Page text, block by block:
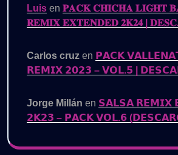
Luis en 𝐏𝐀𝐂𝐊 𝐂𝐇𝐈𝐂𝐇𝐀 𝐋𝐈𝐆𝐇𝐓
𝐑𝐄𝐌𝐈𝐗 𝐄𝐗𝐓𝐄𝐍𝐃𝐄𝐃 𝟐𝐊𝟐𝟒 |
Carlos cruz en 𝗣𝗔𝗖𝗞
𝗥𝗘𝗠𝗜𝗫 𝟮𝟬𝟮𝟯 – 𝗩𝗢𝗟.𝟱 |
Jorge Millán en 𝗦𝗔𝗟𝗦𝗔 𝗥𝗘𝗠𝗜𝗫
𝟮𝗞𝟮𝟯 – 𝗣𝗔𝗖𝗞 𝗩𝗢𝗟.𝟲